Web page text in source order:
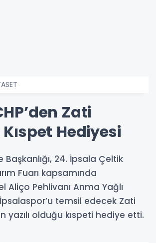
Zati
Kıspet Hediyesi
Başkanlığı, 24. İpsala Çeltik
Fuarı kapsamında
Aliço Pehlivanı Anma Yağlı
temsil edecek Zati
yazılı olduğu kıspeti hediye etti.